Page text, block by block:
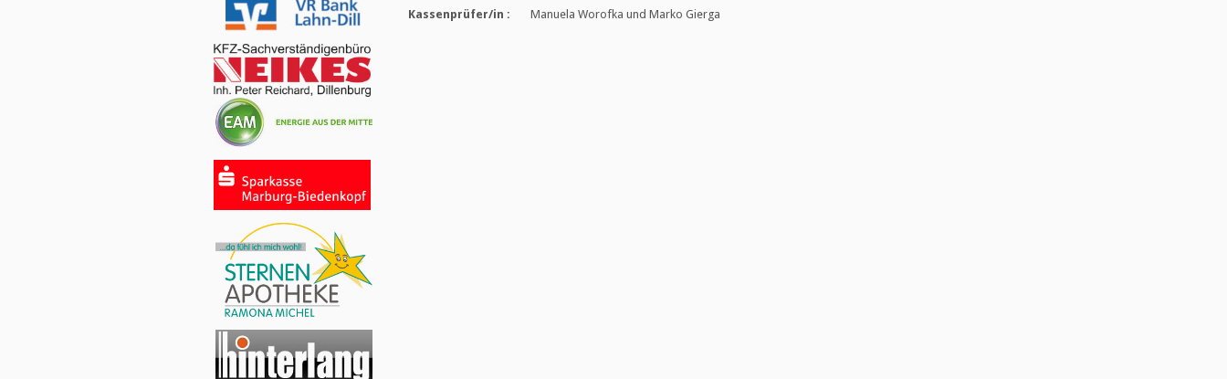
Kassenprüfer/in :
Manuela Worofka und Marko Gierga